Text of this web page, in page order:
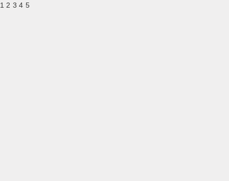
1 2 3 4 5